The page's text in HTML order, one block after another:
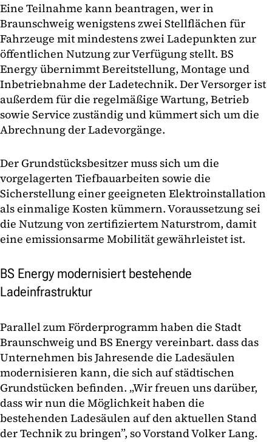
Eine Teilnahme kann beantragen, wer in
Braunschweig wenigstens zwei Stellflächen für
Fahrzeuge mit mindestens zwei Ladepunkten zur
öffentlichen Nutzung zur Verfügung stellt. BS
Energy übernimmt Bereitstellung, Montage und
Inbetriebnahme der Ladetechnik. Der Versorger ist
außerdem für die regelmäßige Wartung, Betrieb
sowie Service zuständig und kümmert sich um die
Abrechnung der Ladevorgänge.
Der Grundstücksbesitzer muss sich um die
vorgelagerten Tiefbauarbeiten sowie die
Sicherstellung einer geeigneten Elektroinstallation
als einmalige Kosten kümmern. Voraussetzung sei
die Nutzung von zertifiziertem Naturstrom, damit
eine emissionsarme Mobilität gewährleistet ist.
BS Energy modernisiert bestehende
Ladeinfrastruktur
Parallel zum Förderprogramm haben die Stadt
Braunschweig und BS Energy vereinbart. dass das
Unternehmen bis Jahresende die Ladesäulen
modernisieren kann, die sich auf städtischen
Grundstücken befinden. „Wir freuen uns darüber,
dass wir nun die Möglichkeit haben die
bestehenden Ladesäulen auf den aktuellen Stand
der Technik zu bringen”, so Vorstand Volker Lang.